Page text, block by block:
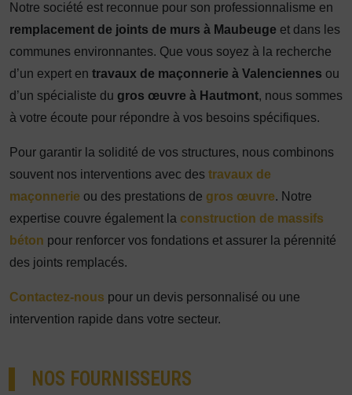
Notre société est reconnue pour son professionnalisme en
remplacement de joints de murs à Maubeuge et dans les
communes environnantes. Que vous soyez à la recherche
d’un expert en travaux de maçonnerie à Valenciennes ou
d’un spécialiste du gros œuvre à Hautmont, nous sommes
à votre écoute pour répondre à vos besoins spécifiques.
Pour garantir la solidité de vos structures, nous combinons
souvent nos interventions avec des travaux de
maçonnerie ou des prestations de gros œuvre. Notre
expertise couvre également la construction de massifs
béton pour renforcer vos fondations et assurer la pérennité
des joints remplacés.
Contactez-nous pour un devis personnalisé ou une
intervention rapide dans votre secteur.
NOS FOURNISSEURS